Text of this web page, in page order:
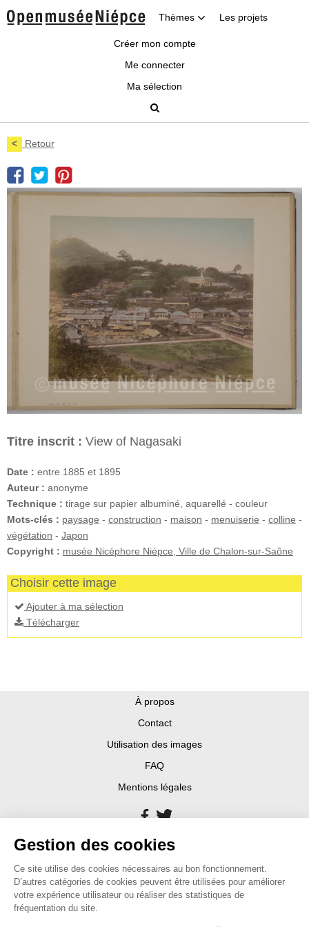
Thèmes Les projets
Créer mon compte
Me connecter
Ma sélection
< Retour
Titre inscrit : View of Nagasaki
Date : entre 1885 et 1895
Auteur : anonyme
Technique : tirage sur papier albuminé, aquarellé - couleur
Mots-clés : paysage - construction - maison - menuiserie - colline -
végétation - Japon
Copyright : musée Nicéphore Niépce, Ville de Chalon-sur-Saône
Choisir cette image
Ajouter à ma sélection
Télécharger
À propos
Contact
Utilisation des images
FAQ
Mentions légales
Gestion des cookies
Ce site utilise des cookies nécessaires au bon fonctionnement.
D’autres catégories de cookies peuvent être utilisées pour améliorer
votre expérience utilisateur ou réaliser des statistiques de
fréquentation du site.